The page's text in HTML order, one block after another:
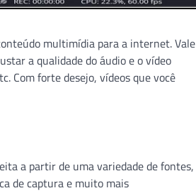
multimídia para a internet. Vale
a qualidade do áudio e o vídeo
Com forte desejo, vídeos que você
a partir de uma variedade de fontes,
de captura e muito mais